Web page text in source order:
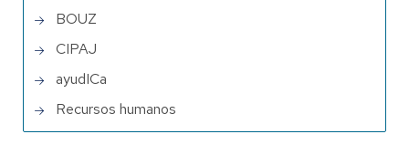
BOUZ
CIPAJ
ayudICa
Recursos humanos